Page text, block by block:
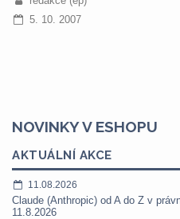
5. 10. 2007
NOVINKY V ESHOPU
AKTUÁLNÍ AKCE
11.08.2026
Claude (Anthropic) od A do Z v
11.8.2026